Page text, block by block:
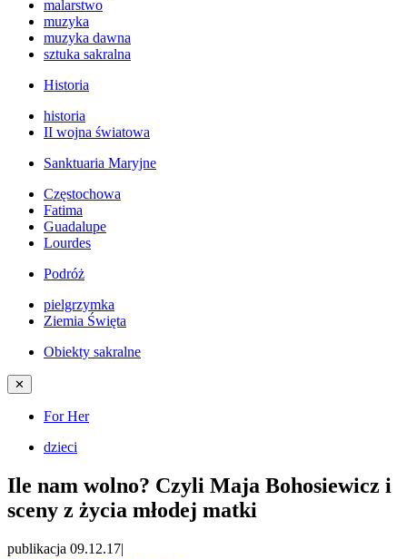
malarstwo
muzyka
muzyka dawna
sztuka sakralna
Historia
historia
II wojna światowa
Sanktuaria Maryjne
Częstochowa
Fatima
Guadalupe
Lourdes
Podróż
pielgrzymka
Ziemia Święta
Obiekty sakralne
✕
For Her
dzieci
Ile nam wolno? Czyli Maja Bohosiewicz i
sceny z życia młodej matki
publikacja 09.12.17|